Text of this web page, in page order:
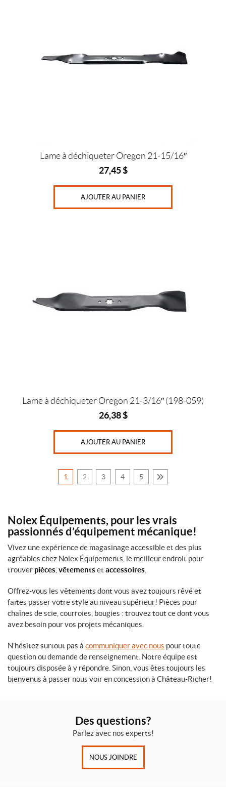
Lame à déchiqueter Oregon 21-15/16″
27,45$
AJOUTER AU PANIER
Lame à déchiqueter Oregon 21-3/16″ (198-059)
26,38$
AJOUTER AU PANIER
1 2 3 4 5
Nolex Équipements, pour les vrais
passionnés d’équipement mécanique!
Vivez une expérience de magasinage accessible et des plus
agréables chez Nolex Équipements, le meilleur endroit pour
trouver pièces vêtements et accessoires
Offrez-vous les vêtements dont vous avez toujours rêvé et
faites passer votre style au niveau supérieur! Pièces pour
chaînes de scie, courroies, bougies : trouvez tout ce dont vous
avez besoin pour vos projets mécaniques.
N’hésitez surtout pas à communiquer avec nous pour toute
question ou demande de renseignement. Notre équipe est
toujours disposée à y répondre. Sinon, vous êtes toujours les
bienvenus à passer nous voir en concession à Château-Richer!
Des questions?
Parlez avec nos experts!
NOUS JOINDRE